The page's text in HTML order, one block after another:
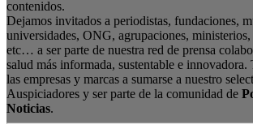
contenidos.
Dejamos invitados a periodistas, fundaciones,
universidades, ONG, agrupaciones,
etc… a ser parte de nuestra red de prensa
salud más informada, sustentable e innovadora.
las empresas y marcas a sumarse a nuestro
Auspiciadores y ser parte de la comunidad de
Noticias.